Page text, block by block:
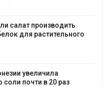
производить
для растительного
увеличила
почти в 20 раз